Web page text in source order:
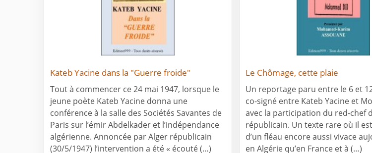
Kateb Yacine dans la "Guerre froide"
Tout à commencer ce 24 mai 1947, lorsque le
jeune poète Kateb Yacine donna une
conférence à la salle des Sociétés Savantes de
Paris sur l’émir Abdelkader et l’indépendance
algérienne. Annoncée par Alger républicain
(30/5/1947) l’intervention a été « écouté (…)
Le Chômage, cette plaie
Un reportage paru entre le 6 et
co-signé entre Kateb Yacine et
avec la participation du red-chef
républicain. Un texte rare où il
d’un fléau encore aussi vivace
en Algérie qu’en France et à (…)